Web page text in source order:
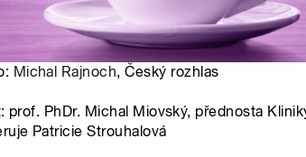
Michal Rajnoch, Český rozhlas
prof. PhDr. Michal Miovský, přednosta
Patricie Strouhalová